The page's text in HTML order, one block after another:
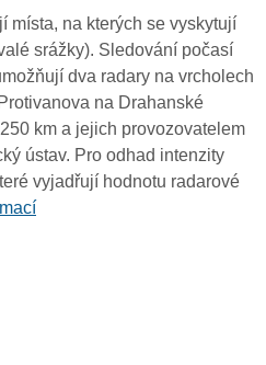
místa, na kterých se vyskytují
srážky). Sledování počasí
dva radary na vrcholech
na Drahanské
km a jejich provozovatelem
ústav. Pro odhad intenzity
vyjadřují hodnotu radarové